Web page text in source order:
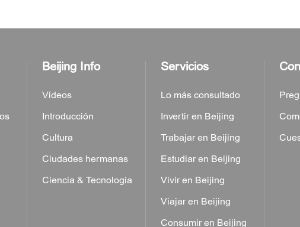
Beijing Info
Vídeos
Introducción
Cultura
Ciudades hermanas
Ciencia & Tecnología
Servicios
Lo más consultado
Invertir en Beijing
Trabajar en Beijing
Estudiar en Beijing
Vivir en Beijing
Viajar en Beijing
Consumir en Beijing